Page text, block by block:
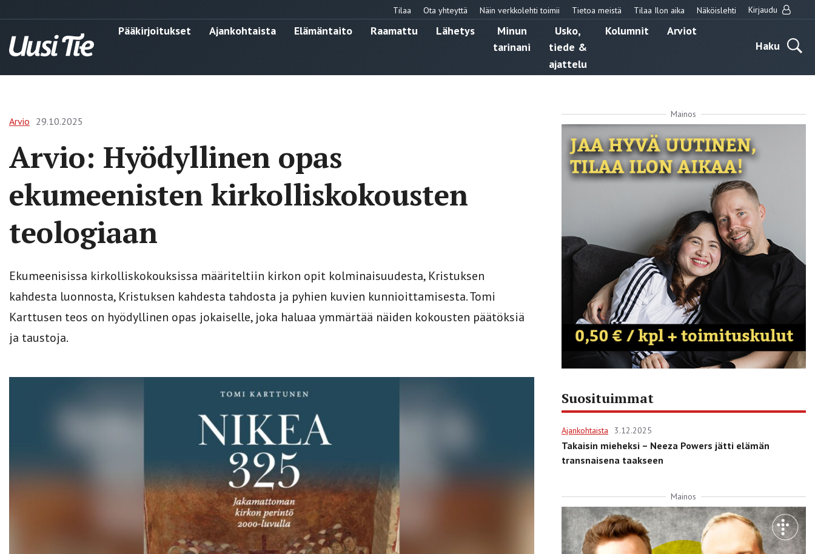
Tilaa Ota yhteyttä Näin verkkolehti toimii Tietoa meistä Tilaa Ilon aika Näköislehti Kirjaudu
Pääkirjoitukset Ajankohtaista Elämäntaito Raamattu Lähetys
Minun
tarinani
Usko,
tiede &
ajattelu
Kolumnit
Arviot
Haku
Arvio 29.10.2025
Arvio: Hyödyllinen opas
ekumeenisten kirkolliskokousten
teologiaan
Ekumeenisissa kirkolliskokouksissa määriteltiin kirkon opit kolminaisuudesta, Kristuksen
kahdesta luonnosta, Kristuksen kahdesta tahdosta ja pyhien kuvien kunnioittamisesta. Tomi
Karttusen teos on hyödyllinen opas jokaiselle, joka haluaa ymmärtää näiden kokousten päätöksiä
ja taustoja.
Mainos
Suosituimmat
Ajankohtaista 3.12.2025
Takaisin mieheksi – Neeza Powers jätti elämän
transnaisena taakseen
Mainos